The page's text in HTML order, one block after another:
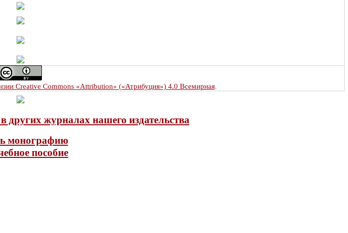
Creative Commons «Attribution» («Атрибуция») 4.0 Всемирная.
журналах нашего издательства
монографию
пособие